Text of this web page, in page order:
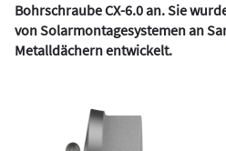
Bohrschraube CX-6.0 an. Sie
von Solarmontagesystemen an
Metalldächern entwickelt.